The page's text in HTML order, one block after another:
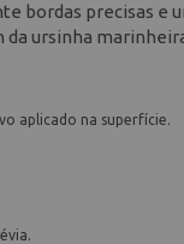
bordas precisas
da ursinha
aplicado na superfície.